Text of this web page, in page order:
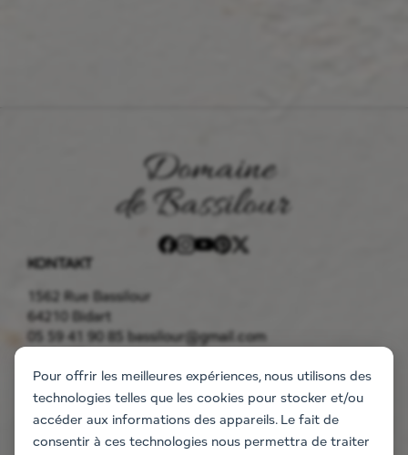
Pour offrir les meilleures expériences, nous utilisons des
technologies telles que les cookies pour stocker et/ou
accéder aux informations des appareils. Le fait de
consentir à ces technologies nous permettra de traiter
KONTAKT
1562 Rue Bassilour
64210 Bidart
05 59 41 90 85 bassilour@gmail.com
Boende
Lägenheterna
Villan
Begäran om information